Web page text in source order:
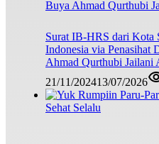
Surat IB-HRS dari Kota
Indonesia via Penasihat
Ahmad Qurthubi Jailani
21/11/202413/07/2026